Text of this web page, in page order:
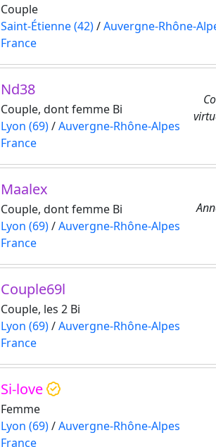
Couple
Saint-Étienne (42)/Auvergne-Rhône-
France
Nd38
Couple, dont femme Bi
Lyon (69)/Auvergne-Rhône-Alpes
France
Maalex
Couple, dont femme Bi
Lyon (69)/Auvergne-Rhône-Alpes
France
Couple69l
Couple, les 2 Bi
Lyon (69)/Auvergne-Rhône-Alpes
France
Si-love
Femme
Lyon (69)/Auvergne-Rhône-Alpes
France